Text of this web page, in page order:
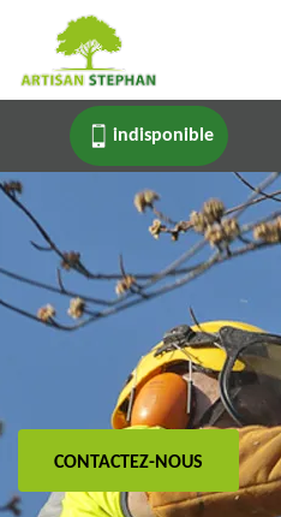
indisponible
CONTACTEZ-NOUS